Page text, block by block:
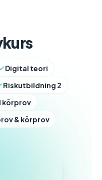
Digital teori
Riskutbildning 2
körprov
& körprov